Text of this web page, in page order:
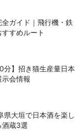
ガイド｜飛行機・鉄
すめルート
分】招き猫生産量日本
会情報
大垣で日本酒を楽し
酒蔵3選